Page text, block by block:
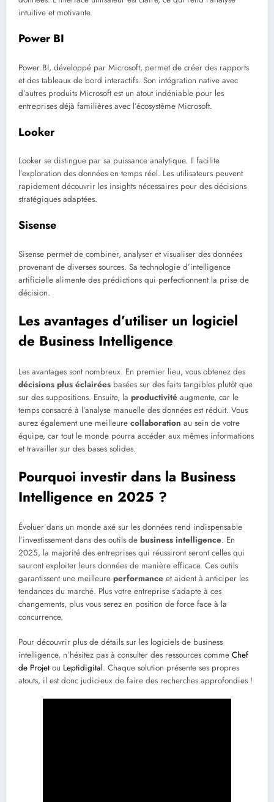
intuitive et motivante.
Power BI
Power BI, développé par Microsoft, permet de créer des rapports
et des tableaux de bord interactifs. Son intégration native avec
d’autres produits Microsoft est un atout indéniable pour les
entreprises déjà familières avec l’écosystème Microsoft.
Looker
Looker se distingue par sa puissance analytique. Il facilite
l’exploration des données en temps réel. Les utilisateurs peuvent
rapidement découvrir les insights nécessaires pour des décisions
stratégiques adaptées.
Sisense
Sisense permet de combiner, analyser et visualiser des données
provenant de diverses sources. Sa technologie d’intelligence
artificielle alimente des prédictions qui perfectionnent la prise de
décision.
Les avantages d’utiliser un logiciel
de Business Intelligence
Les avantages sont nombreux. En premier lieu, vous obtenez des
décisions plus éclairées basées sur des faits tangibles plutôt que
sur des suppositions. Ensuite, la productivité augmente, car le
temps consacré à l’analyse manuelle des données est réduit. Vous
aurez également une meilleure collaboration au sein de votre
équipe, car tout le monde pourra accéder aux mêmes informations
et travailler sur des bases solides.
Pourquoi investir dans la Business
Intelligence en 2025 ?
Évoluer dans un monde axé sur les données rend indispensable
l’investissement dans des outils de business intelligence. En
2025, la majorité des entreprises qui réussiront seront celles qui
sauront exploiter leurs données de manière efficace. Ces outils
garantissent une meilleure performance et aident à anticiper les
tendances du marché. Plus votre entreprise s’adapte à ces
changements, plus vous serez en position de force face à la
concurrence.
Pour découvrir plus de détails sur les logiciels de business
intelligence, n’hésitez pas à consulter des ressources comme Chef
de Projetou Leptidigital. Chaque solution présente ses propres
atouts, il est donc judicieux de faire des recherches approfondies !